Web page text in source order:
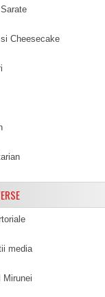
Cheesecake
media
Mirunei